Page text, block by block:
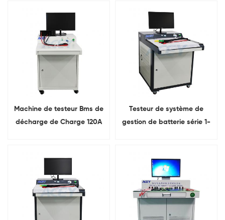
Machine de testeur Bms de
décharge de Charge 120A
Testeur de système de
gestion de batterie série 1-
de test BMS